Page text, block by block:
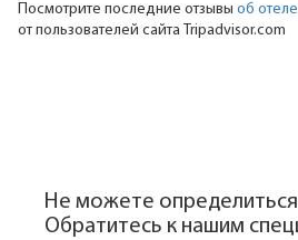
Посмотрите последние отзывы об отеле
от пользователей сайта Tripadvisor.com
Не можете
Обратитесь к нашим